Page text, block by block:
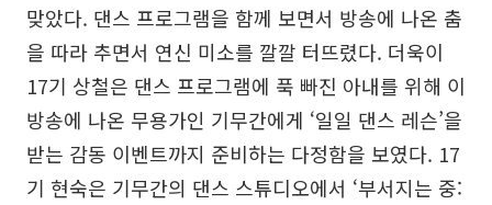
맞았다. 댄스 프로그램을 함께 보면서 방송에 나온 춤
을 따라 추면서 연신 미소를 깔깔 터뜨렸다. 더욱이
17기 상철은 댄스 프로그램에 푹 빠진 아내를 위해 이
방송에 나온 무용가인 기무간에게 ‘일일 댄스 레슨’을
받는 감동 이벤트까지 준비하는 다정함을 보였다. 17
기 현숙은 기무간의 댄스 스튜디오에서 ‘부서지는 중: